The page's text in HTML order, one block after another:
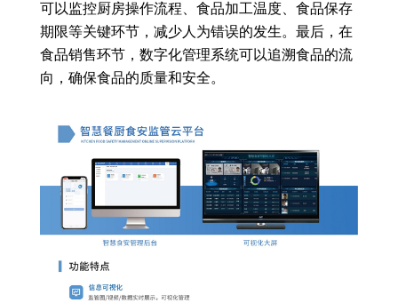
可以监控厨房操作流程、食品加工温度、食品保存
期限等关键环节，减少人为错误的发生。最后，在
食品销售环节，数字化管理系统可以追溯食品的流
向，确保食品的质量和安全。